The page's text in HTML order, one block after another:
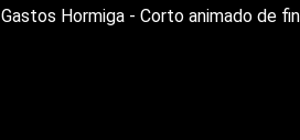
Gastos Hormiga - Corto animado de